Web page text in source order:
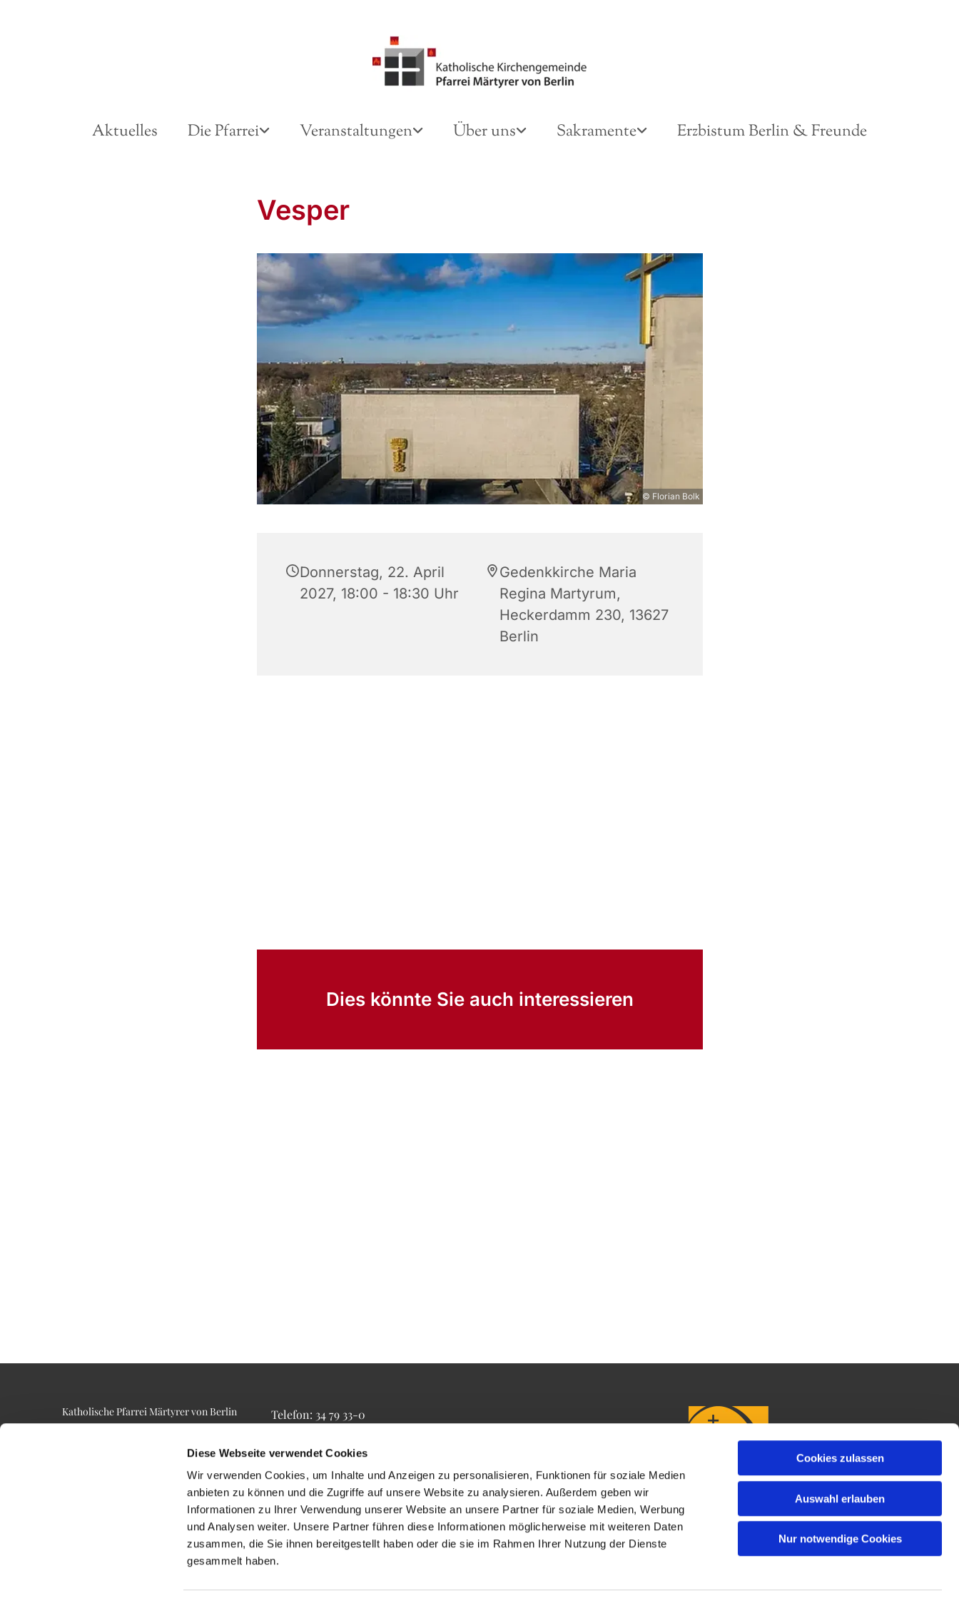
Diese Webseite verwendet Cookies
Wir verwenden Cookies, um Inhalte und Anzeigen zu personalisieren, Funktionen für soziale Medien
anbieten zu können und die Zugriffe auf unsere Website zu analysieren. Außerdem geben wir
Informationen zu Ihrer Verwendung unserer Website an unsere Partner für soziale Medien, Werbung
und Analysen weiter. Unsere Partner führen diese Informationen möglicherweise mit weiteren Daten
zusammen, die Sie ihnen bereitgestellt haben oder die sie im Rahmen Ihrer Nutzung der Dienste
gesammelt haben.
Cookies zulassen
Auswahl erlauben
Nur notwendige Cookies
Aktuelles Die Pfarrei Veranstaltungen Über uns Sakramente Erzbistum Berlin & Freunde
Vesper
© Florian Bolk
Donnerstag, 22. April
2027, 18:00 - 18:30 Uhr
Gedenkkirche Maria
Regina Martyrum,
Heckerdamm 230, 13627
Berlin
Dies könnte Sie auch interessieren
Katholische Pfarrei Märtyrer von Berlin
Alt-Lietzow 23
Telefon: 34 79 33-0
Email: pfarrbuero@maertyrer-von-berlin.de
Impressum ChurchDesk-Login